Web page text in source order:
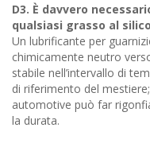
D3. È davvero
qualsiasi grasso al
Un lubrificante per
chimicamente neutro
stabile nell’intervallo di
di riferimento del
automotive può far
la durata.